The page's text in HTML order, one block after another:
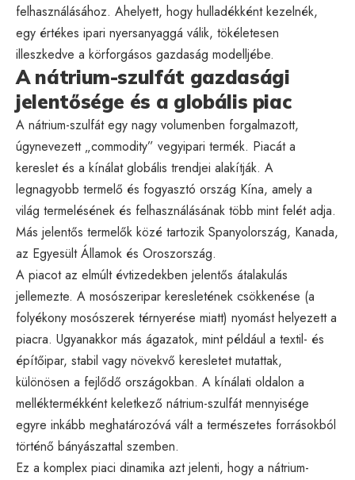
felhasználásához. Ahelyett, hogy hulladékként kezelnék,
egy értékes ipari nyersanyaggá válik, tökéletesen
illeszkedve a körforgásos gazdaság modelljébe.
A nátrium-szulfát gazdasági
jelentősége és a globális piac
A nátrium-szulfát egy nagy volumenben forgalmazott,
úgynevezett „commodity” vegyipari termék. Piacát a
kereslet és a kínálat globális trendjei alakítják. A
legnagyobb termelő és fogyasztó ország Kína, amely a
világ termelésének és felhasználásának több mint felét adja.
Más jelentős termelők közé tartozik Spanyolország, Kanada,
az Egyesült Államok és Oroszország.
A piacot az elmúlt évtizedekben jelentős átalakulás
jellemezte. A mosószeripar keresletének csökkenése (a
folyékony mosószerek térnyerése miatt) nyomást helyezett a
piacra. Ugyanakkor más ágazatok, mint például a textil- és
építőipar, stabil vagy növekvő keresletet mutattak,
különösen a fejlődő országokban. A kínálati oldalon a
melléktermékként keletkező nátrium-szulfát mennyisége
egyre inkább meghatározóvá vált a természetes forrásokból
történő bányászattal szemben.
Ez a komplex piaci dinamika azt jelenti, hogy a nátrium-